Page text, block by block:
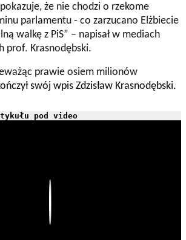
że nie chodzi o rzekome
parlamentu - co zarzucano Elżbiecie
walkę z PiS” – napisał w mediach
prof. Krasnodębski.
prawie osiem milionów
swój wpis Zdzisław Krasnodębski.
pod video